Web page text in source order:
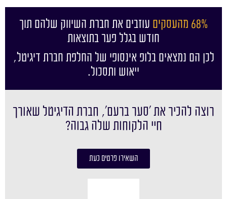
68% מהעסקים
עוזבים את חברת השיווק שלהם תוך
חודש בגלל פער בתוצאות
לכן הם נמצאים בלופ אינסופי של החלפת חברת דיגיטל,
ייאוש ותסכול.
רוצה להכיר את ׳סער ברעם׳, חברת הדיגיטל שאורך
חיי הלקוחות שלה גבוה?
השאירו פרטים כעת